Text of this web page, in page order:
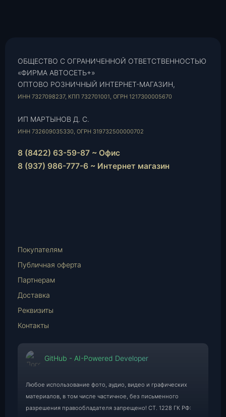
ОБЩЕСТВО С ОГРАНИЧЕННОЙ ОТВЕТСТВЕННОСТЬЮ
«ФИРМА АВТОСЕТЬ+»
ОПТОВО РОЗНИЧНЫЙ ИНТЕРНЕТ-МАГАЗИН,
ИНН 7327098237, КПП 732701001, ОГРН 1217300005670
ИП МАРТЫНОВ Д. С.
ИНН 732609035330, ОГРН 319732500000702
8 (8422) 63-59-87 ~ Офис
8 (937) 986-777-6 ~ Интернет магазин
Mail
Покупателям
Публичная оферта
Партнерам
Доставка
Реквизиты
Контакты
GitHub - AI-Powered Developer
Любое использование фото, аудио, видео и графических
материалов, в том числе частичное, без письменного
разрешения правообладателя запрещено! СТ. 1228 ГК РФ: